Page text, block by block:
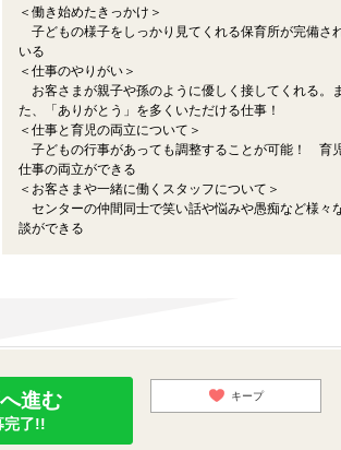
＜働き始めたきっかけ＞
子どもの様子をしっかり見てくれる保育所が完備さ
いる
＜仕事のやりがい＞
お客さまが親子や孫のように優しく接してくれる。ま
た、「ありがとう」を多くいただける仕事！
＜仕事と育児の両立について＞
子どもの行事があっても調整することが可能！ 育
仕事の両立ができる
＜お客さまや一緒に働くスタッフについて＞
センターの仲間同士で笑い話や悩みや愚痴など様々
談ができる
進む
完了!!
キープ